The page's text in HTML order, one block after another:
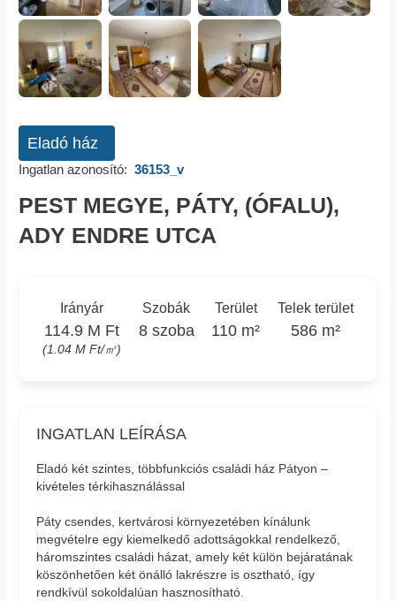
Eladó ház
Ingatlan azonosító: 36153_v
PEST MEGYE, PÁTY, (ÓFALU),
ADY ENDRE UTCA
Irányár
114.9 M Ft
(1.04 M Ft/㎡)
Szobák
8 szoba
Terület
110 m²
Telek terület
586 m²
INGATLAN LEÍRÁSA
Eladó két szintes, többfunkciós családi ház Pátyon –
kivételes térkihasználással
Páty csendes, kertvárosi környezetében kínálunk
megvételre egy kiemelkedő adottságokkal rendelkező,
háromszintes családi házat, amely két külön bejáratának
köszönhetően két önálló lakrészre is osztható, így
rendkívül sokoldalúan hasznosítható.